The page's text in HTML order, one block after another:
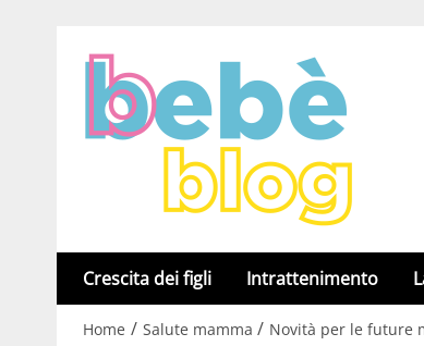
Crescita dei figli Intrattenimento
Home / Salute mamma / Novità per le future